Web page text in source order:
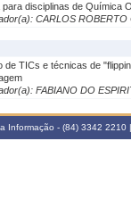
para disciplinas de Química
CARLOS ROBERTO
de TICs e técnicas de
FABIANO DO
Informação - (84) 3342